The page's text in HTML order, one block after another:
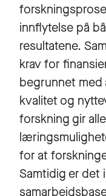
innflytelse på
resultatene.
krav for
begrunnet med
kvalitet og
forskning gir
for at
Samtidig er det